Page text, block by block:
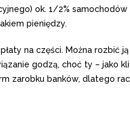
ok. 1/2%
pieniędzy.
na części. Można rozbić
godzą, choć ty – jako
zarobku banków, dlatego